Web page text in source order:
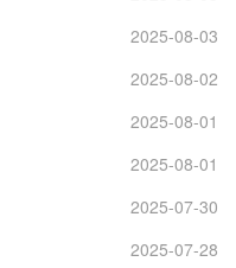
2025-08-03
2025-08-02
2025-08-01
2025-08-01
2025-07-30
2025-07-28